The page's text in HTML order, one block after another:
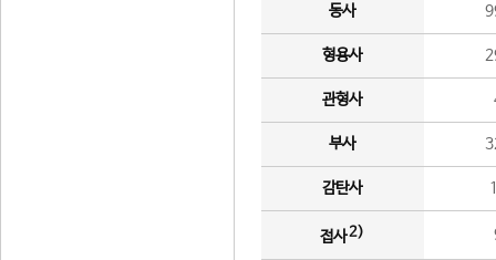
동사
형용사
관형사
부사
감탄사
접사2)